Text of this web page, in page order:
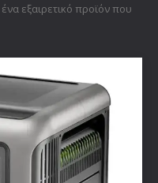
εξαιρετικό προϊόν που